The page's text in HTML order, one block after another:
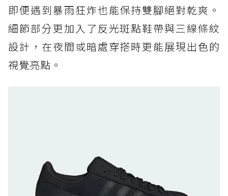
防水鞋推薦 7. Timberland Motion Access：
黃靴同級頂級防水，輕量化工裝健走鞋雨天必備
防水鞋推薦 7. Timberland Motion Access：
黃靴同級頂級防水，輕量化工裝健走鞋雨天必備
防水鞋推薦 10. PUMA Voyage NITRO™ 4
GORE-TEX：氮氣中底注入，回彈與防滑兼具的
即便遇到暴雨狂炸也能保持雙腳絕對乾爽。
細節部分更加入了反光斑點鞋帶與三線條紋
設計，在夜間或暗處穿搭時更能展現出色的
視覺亮點。